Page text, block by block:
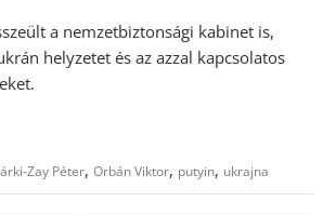
a nemzetbiztonsági kabinet is,
helyzetet és az azzal kapcsolatos
Zay Péter,Orbán Viktor, putyin, ukrajna